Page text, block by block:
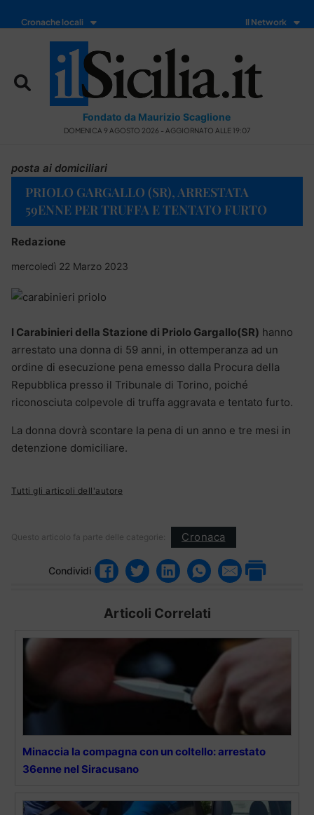
Cronache locali Il Network
Fondato da Maurizio Scaglione
DOMENICA 9 AGOSTO 2026 - AGGIORNATO ALLE 19:07
posta ai domiciliari
PRIOLO GARGALLO (SR), ARRESTATA
59ENNE PER TRUFFA E TENTATO FURTO
Redazione
mercoledì 22 Marzo 2023
I Carabinieri della Stazione di Priolo Gargallo(SR) hanno
arrestato una donna di 59 anni, in ottemperanza ad un
ordine di esecuzione pena emesso dalla Procura della
Repubblica presso il Tribunale di Torino, poiché
riconosciuta colpevole di truffa aggravata e tentato furto.
La donna dovrà scontare la pena di un anno e tre mesi in
detenzione domiciliare.
Tutti gli articoli dell'autore
Questo articolo fa parte delle categorie: Cronaca
Condividi
Articoli Correlati
Minaccia la compagna con un coltello: arrestato
36enne nel Siracusano